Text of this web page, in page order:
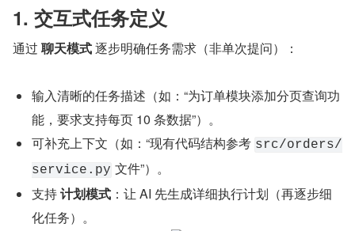
1. 交互式任务定义
通过 聊天模式 逐步明确任务需求（非单次提问）：
输入清晰的任务描述（如：“为订单模块添加分页查询功
能，要求支持每页 10 条数据”）。
可补充上下文（如：“现有代码结构参考 src/orders/
service.py 文件”）。
支持 计划模式 ：让 AI 先生成详细执行计划（再逐步细
化任务）。